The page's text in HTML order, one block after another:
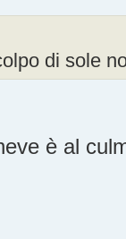
di sole
è al